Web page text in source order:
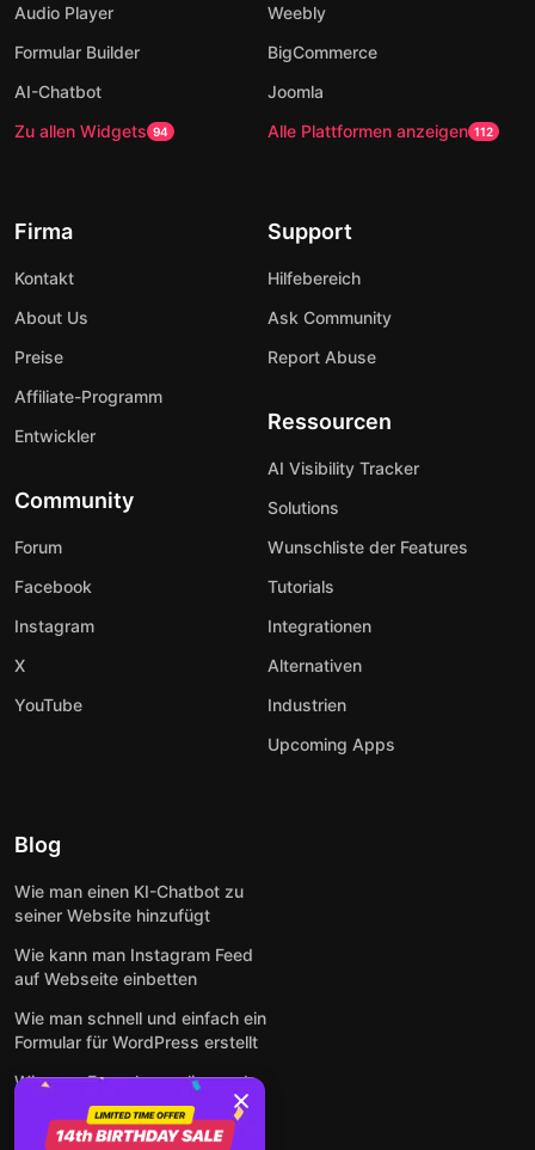
Audio Player
Formular Builder
AI-Chatbot
Zu allen Widgets 94
Weebly
BigCommerce
Joomla
Alle Plattformen anzeigen 112
Firma
Kontakt
About Us
Preise
Affiliate-Programm
Entwickler
Community
Forum
Facebook
Instagram
X
YouTube
Support
Hilfebereich
Ask Community
Report Abuse
Ressourcen
AI Visibility Tracker
Solutions
Wunschliste der Features
Tutorials
Integrationen
Alternativen
Industrien
Upcoming Apps
Blog
Wie man einen KI-Chatbot zu
seiner Website hinzufügt
Wie kann man Instagram Feed
auf Webseite einbetten
Wie man schnell und einfach ein
Formular für WordPress erstellt
Wie man Formulare online und
kostenlos auf jeder Website
einbettet